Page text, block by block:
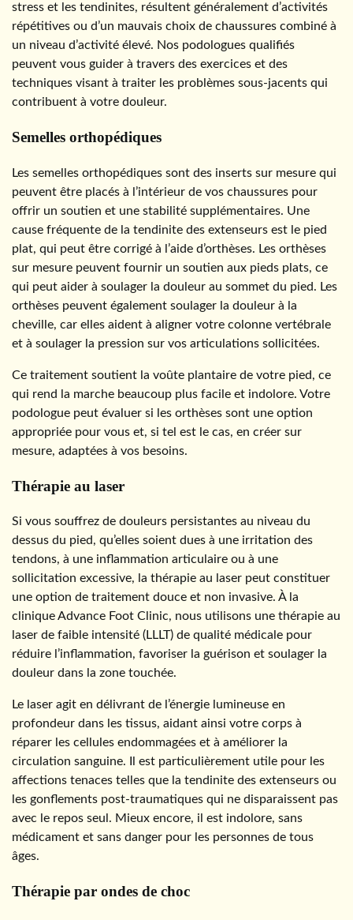
stress et les tendinites, résultent généralement d’activités
répétitives ou d’un mauvais choix de chaussures combiné à
un niveau d’activité élevé. Nos podologues qualifiés
peuvent vous guider à travers des exercices et des
techniques visant à traiter les problèmes sous-jacents qui
contribuent à votre douleur.
Semelles orthopédiques
Les semelles orthopédiques sont des inserts sur mesure qui
peuvent être placés à l’intérieur de vos chaussures pour
offrir un soutien et une stabilité supplémentaires. Une
cause fréquente de la tendinite des extenseurs est le pied
plat, qui peut être corrigé à l’aide d’orthèses. Les orthèses
sur mesure peuvent fournir un soutien aux pieds plats, ce
qui peut aider à soulager la douleur au sommet du pied. Les
orthèses peuvent également soulager la douleur à la
cheville, car elles aident à aligner votre colonne vertébrale
et à soulager la pression sur vos articulations sollicitées.
Ce traitement soutient la voûte plantaire de votre pied, ce
qui rend la marche beaucoup plus facile et indolore. Votre
podologue peut évaluer si les orthèses sont une option
appropriée pour vous et, si tel est le cas, en créer sur
mesure, adaptées à vos besoins.
Thérapie au laser
Si vous souffrez de douleurs persistantes au niveau du
dessus du pied, qu’elles soient dues à une irritation des
tendons, à une inflammation articulaire ou à une
sollicitation excessive, la thérapie au laser peut constituer
une option de traitement douce et non invasive. À la
clinique Advance Foot Clinic, nous utilisons une thérapie au
laser de faible intensité (LLLT) de qualité médicale pour
réduire l’inflammation, favoriser la guérison et soulager la
douleur dans la zone touchée.
Le laser agit en délivrant de l’énergie lumineuse en
profondeur dans les tissus, aidant ainsi votre corps à
réparer les cellules endommagées et à améliorer la
circulation sanguine. Il est particulièrement utile pour les
affections tenaces telles que la tendinite des extenseurs ou
les gonflements post-traumatiques qui ne disparaissent pas
avec le repos seul. Mieux encore, il est indolore, sans
médicament et sans danger pour les personnes de tous
âges.
Thérapie par ondes de choc